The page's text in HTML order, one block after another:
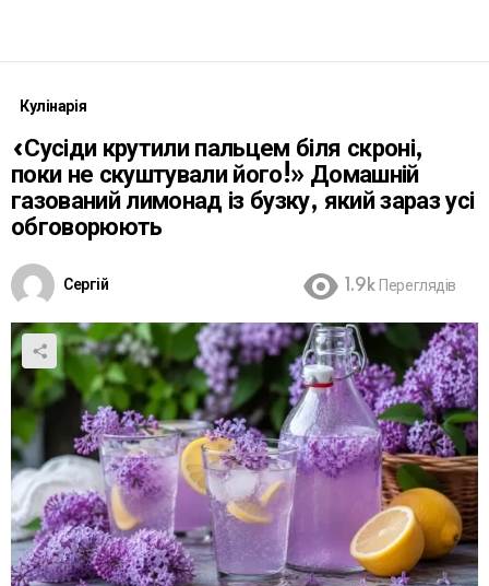
Кулінарія
«Сусіди крутили пальцем біля скроні,
поки не скуштували його!» Домашній
газований лимонад із бузку, який зараз усі
обговорюють
Сергій 1.9k Переглядів